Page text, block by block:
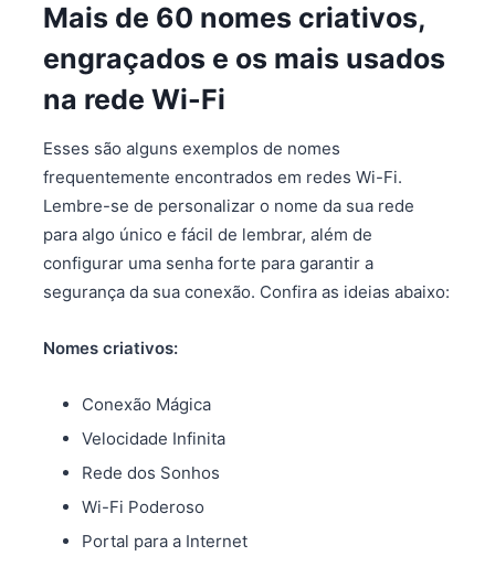
Mais de 60 nomes criativos,
engraçados e os mais usados
na rede Wi-Fi
Esses são alguns exemplos de nomes
frequentemente encontrados em redes Wi-Fi.
Lembre-se de personalizar o nome da sua rede
para algo único e fácil de lembrar, além de
configurar uma senha forte para garantir a
segurança da sua conexão. Confira as ideias abaixo:
Nomes criativos:
Conexão Mágica
Velocidade Infinita
Rede dos Sonhos
Wi-Fi Poderoso
Portal para a Internet